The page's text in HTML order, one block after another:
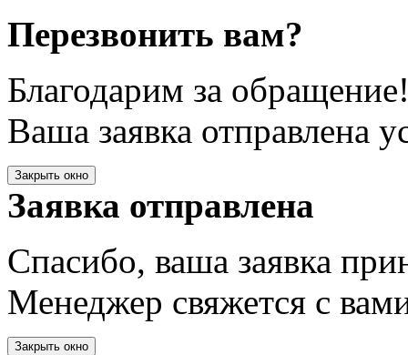
Перезвонить вам?
Благодарим за
Ваша заявка отправлена
Закрыть окно
Заявка отправлена
Спасибо, ваша заявка
Менеджер свяжется с
Закрыть окно